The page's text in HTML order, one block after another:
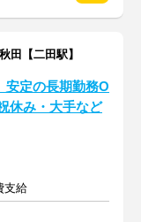
田【二田駅】
安定の長期勤務O
休み・大手など
支給